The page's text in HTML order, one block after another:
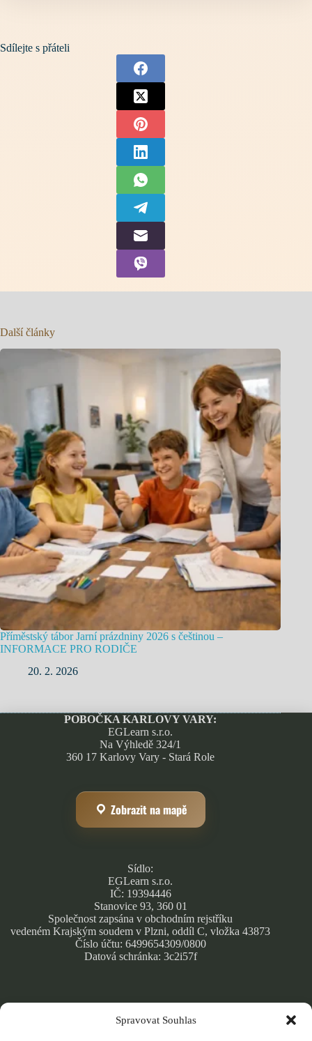
Spravovat Souhlas
Sdílejte s přáteli
Další články
Příměstský tábor Jarní prázdniny 2026 s češtinou –
INFORMACE PRO RODIČE
20. 2. 2026
POBOČKA KARLOVY VARY:
EGLearn s.r.o.
Na Výhledě 324/1
360 17 Karlovy Vary - Stará Role
Zobrazit na mapě
Sídlo:
EGLearn s.r.o.
IČ: 19394446
Stanovice 93, 360 01
Společnost zapsána v obchodním rejstříku
vedeném Krajským soudem v Plzni, oddíl C, vložka 43873
Číslo účtu: 6499654309/0800
Datová schránka: 3c2i57f